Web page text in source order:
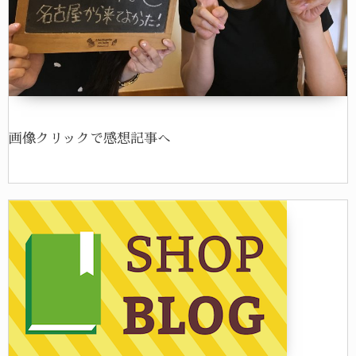
画像クリックで感想記事へ